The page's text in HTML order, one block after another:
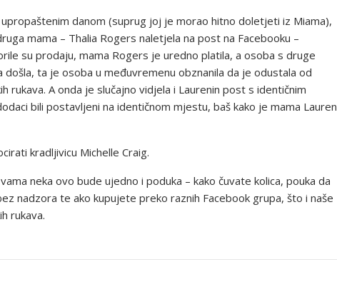
upropaštenim danom (suprug joj je morao hitno doletjeti iz Miama),
mama – Thalia Rogers naletjela na post na Facebooku –
su prodaju, mama Rogers je uredno platila, a osoba s druge
došla, ta je osoba u međuvremenu obznanila da je odustala od
rukava. A onda je slučajno vidjela i Laurenin post s identičnim
bili postavljeni na identičnom mjestu, baš kako je mama Lauren
kradljivicu Michelle Craig.
neka ovo bude ujedno i poduka – kako čuvate kolica, pouka da
nadzora te ako kupujete preko raznih Facebook grupa, što i naše
rukava.